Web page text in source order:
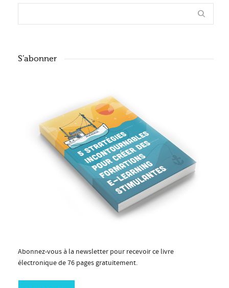
S’abonner
Abonnez-vous à la newsletter pour recevoir ce livre
électronique de 76 pages gratuitement.